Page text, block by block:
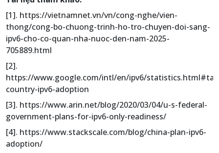
[1]. https://vietnamnet.vn/vn/cong-nghe/vien-
thong/cong-bo-chuong-trinh-ho-tro-chuyen-doi-sang-
ipv6-cho-co-quan-nha-nuoc-den-nam-2025-
705889.html
[2].
https://www.google.com/intl/en/ipv6/
country-ipv6-adoption
[3]. https://www.arin.net/blog/2020/03/04/u-s-federal-
government-plans-for-ipv6-only-readiness/
[4]. https://www.stackscale.com/blog/china-plan-ipv6-
adoption/